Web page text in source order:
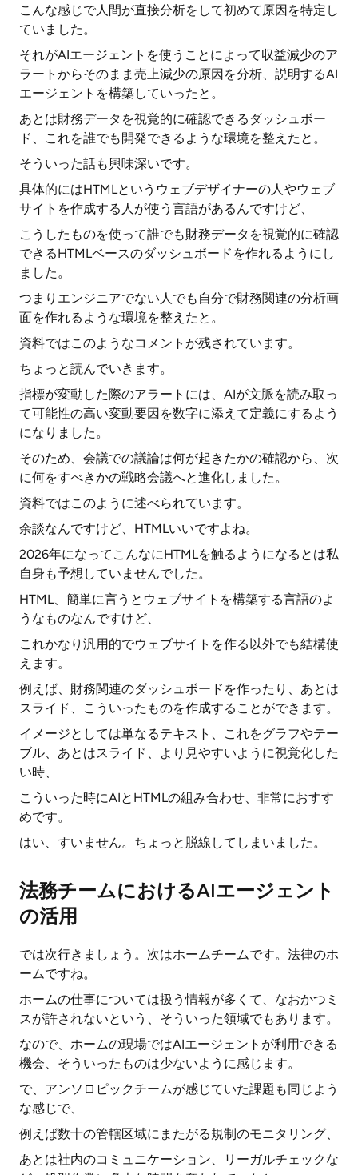
こんな感じで人間が直接分析をして初めて原因を特定し
ていました。
それがAIエージェントを使うことによって収益減少のア
ラートからそのまま売上減少の原因を分析、説明するAI
エージェントを構築していったと。
あとは財務データを視覚的に確認できるダッシュボー
ド、これを誰でも開発できるような環境を整えたと。
そういった話も興味深いです。
具体的にはHTMLというウェブデザイナーの人やウェブ
サイトを作成する人が使う言語があるんですけど、
こうしたものを使って誰でも財務データを視覚的に確認
できるHTMLベースのダッシュボードを作れるようにし
ました。
つまりエンジニアでない人でも自分で財務関連の分析画
面を作れるような環境を整えたと。
資料ではこのようなコメントが残されています。
ちょっと読んでいきます。
指標が変動した際のアラートには、AIが文脈を読み取っ
て可能性の高い変動要因を数字に添えて定義にするよう
になりました。
そのため、会議での議論は何が起きたかの確認から、次
に何をすべきかの戦略会議へと進化しました。
資料ではこのように述べられています。
余談なんですけど、HTMLいいですよね。
2026年になってこんなにHTMLを触るようになるとは私
自身も予想していませんでした。
HTML、簡単に言うとウェブサイトを構築する言語のよ
うなものなんですけど、
これかなり汎用的でウェブサイトを作る以外でも結構使
えます。
例えば、財務関連のダッシュボードを作ったり、あとは
スライド、こういったものを作成することができます。
イメージとしては単なるテキスト、これをグラフやテー
ブル、あとはスライド、より見やすいように視覚化した
い時、
こういった時にAIとHTMLの組み合わせ、非常におすす
めです。
はい、すいません。ちょっと脱線してしまいました。
法務チームにおけるAIエージェント
の活用
では次行きましょう。次はホームチームです。法律のホ
ームですね。
ホームの仕事については扱う情報が多くて、なおかつミ
スが許されないという、そういった領域でもあります。
なので、ホームの現場ではAIエージェントが利用できる
機会、そういったものは少ないように感じます。
で、アンソロピックチームが感じていた課題も同じよう
な感じで、
例えば数十の管轄区域にまたがる規制のモニタリング、
あとは社内のコミュニケーション、リーガルチェックな